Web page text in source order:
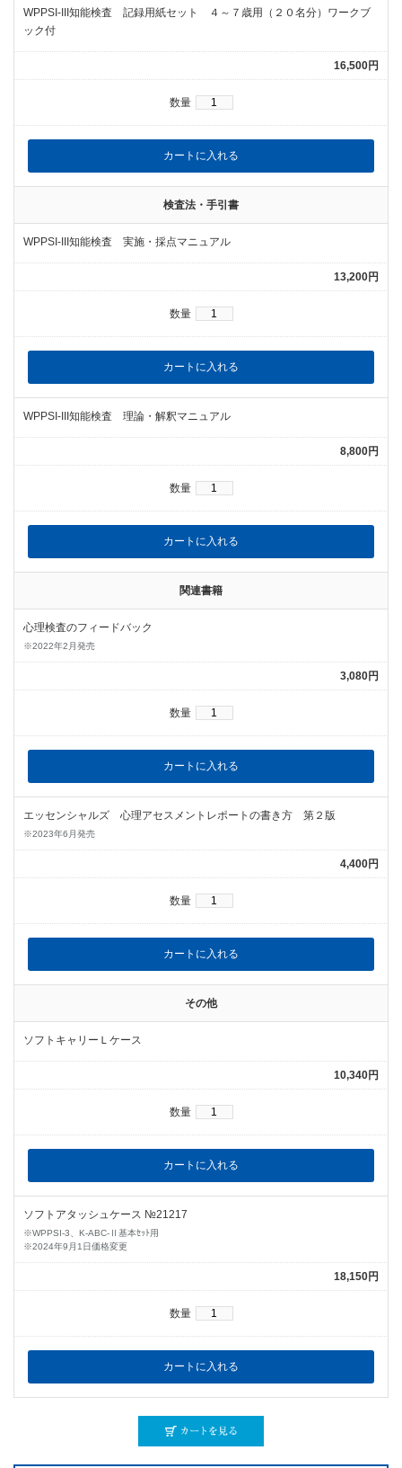
WPPSI-III知能検査 記録用紙セット ４～７歳用（２０名分）ワークブ
ック付
16,500円
数量
検査法・手引書
WPPSI-III知能検査 実施・採点マニュアル
13,200円
数量
WPPSI-III知能検査 理論・解釈マニュアル
8,800円
数量
関連書籍
心理検査のフィードバック
※2022年2月発売
3,080円
数量
エッセンシャルズ 心理アセスメントレポートの書き方 第２版
※2023年6月発売
4,400円
数量
その他
ソフトキャリーＬケース
10,340円
数量
ソフトアタッシュケース №21217
※WPPSI-3、K-ABC-Ⅱ基本ｾｯﾄ用
※2024年9月1日価格変更
18,150円
数量